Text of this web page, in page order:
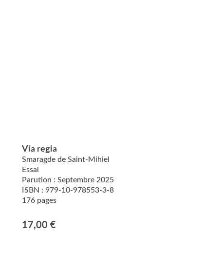
Via regia
Smaragde de Saint-Mihiel
Essai
Parution : Septembre 2025
ISBN : 979-10-978553-3-8
176 pages
17,00 €